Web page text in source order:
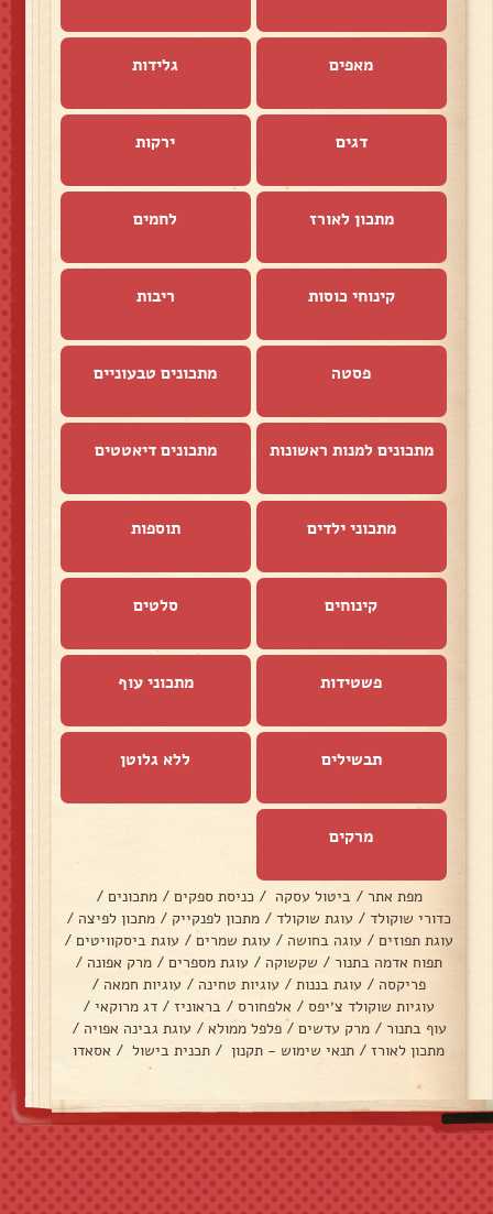
מאפים גלידות
דגים ירקות
מתכון לאורז לחמים
קינוחי כוסות ריבות
פסטה מתכונים טבעוניים
מתכונים למנות ראשונות מתכונים דיאטטים
מתכוני ילדים תוספות
קינוחים סלטים
פשטידות מתכוני עוף
תבשילים ללא גלוטן
מרקים
מפת אתר / ביטול עסקה / כניסת ספקים / מתכונים /
כדורי שוקולד / עוגת שוקולד / מתכון לפנקייק / מתכון לפיצה /
עוגת תפוזים / עוגה בחושה / עוגת שמרים / עוגת ביסקוויטים/
תפוח אדמה בתנור / שקשוקה / עוגת מספרים / מרק אפונה /
פריקסה / עוגת בננות / עוגיות טחינה / עוגיות חמאה /
עוגיות שוקולד צ׳יפס / אלפחורס / בראוניז / דג מרוקאי /
עוף בתנור / מרק עדשים / פלפל ממולא / עוגת גבינה אפויה /
מתכון לאורז / תנאי שימוש - תקנון / תכנית בישול / אסאדו